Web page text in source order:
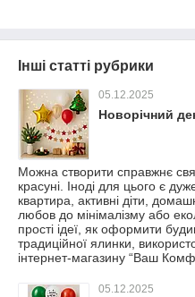
Інші статті рубрики
05.12.2025
Новорічний
Можна створити справжнє
красуні. Іноді для цього є
квартира, активні діти,
любов до мінімалізму або
прості ідеї, як оформити
традиційної ялинки,
інтернет-магазину “Ваш
05.12.2025